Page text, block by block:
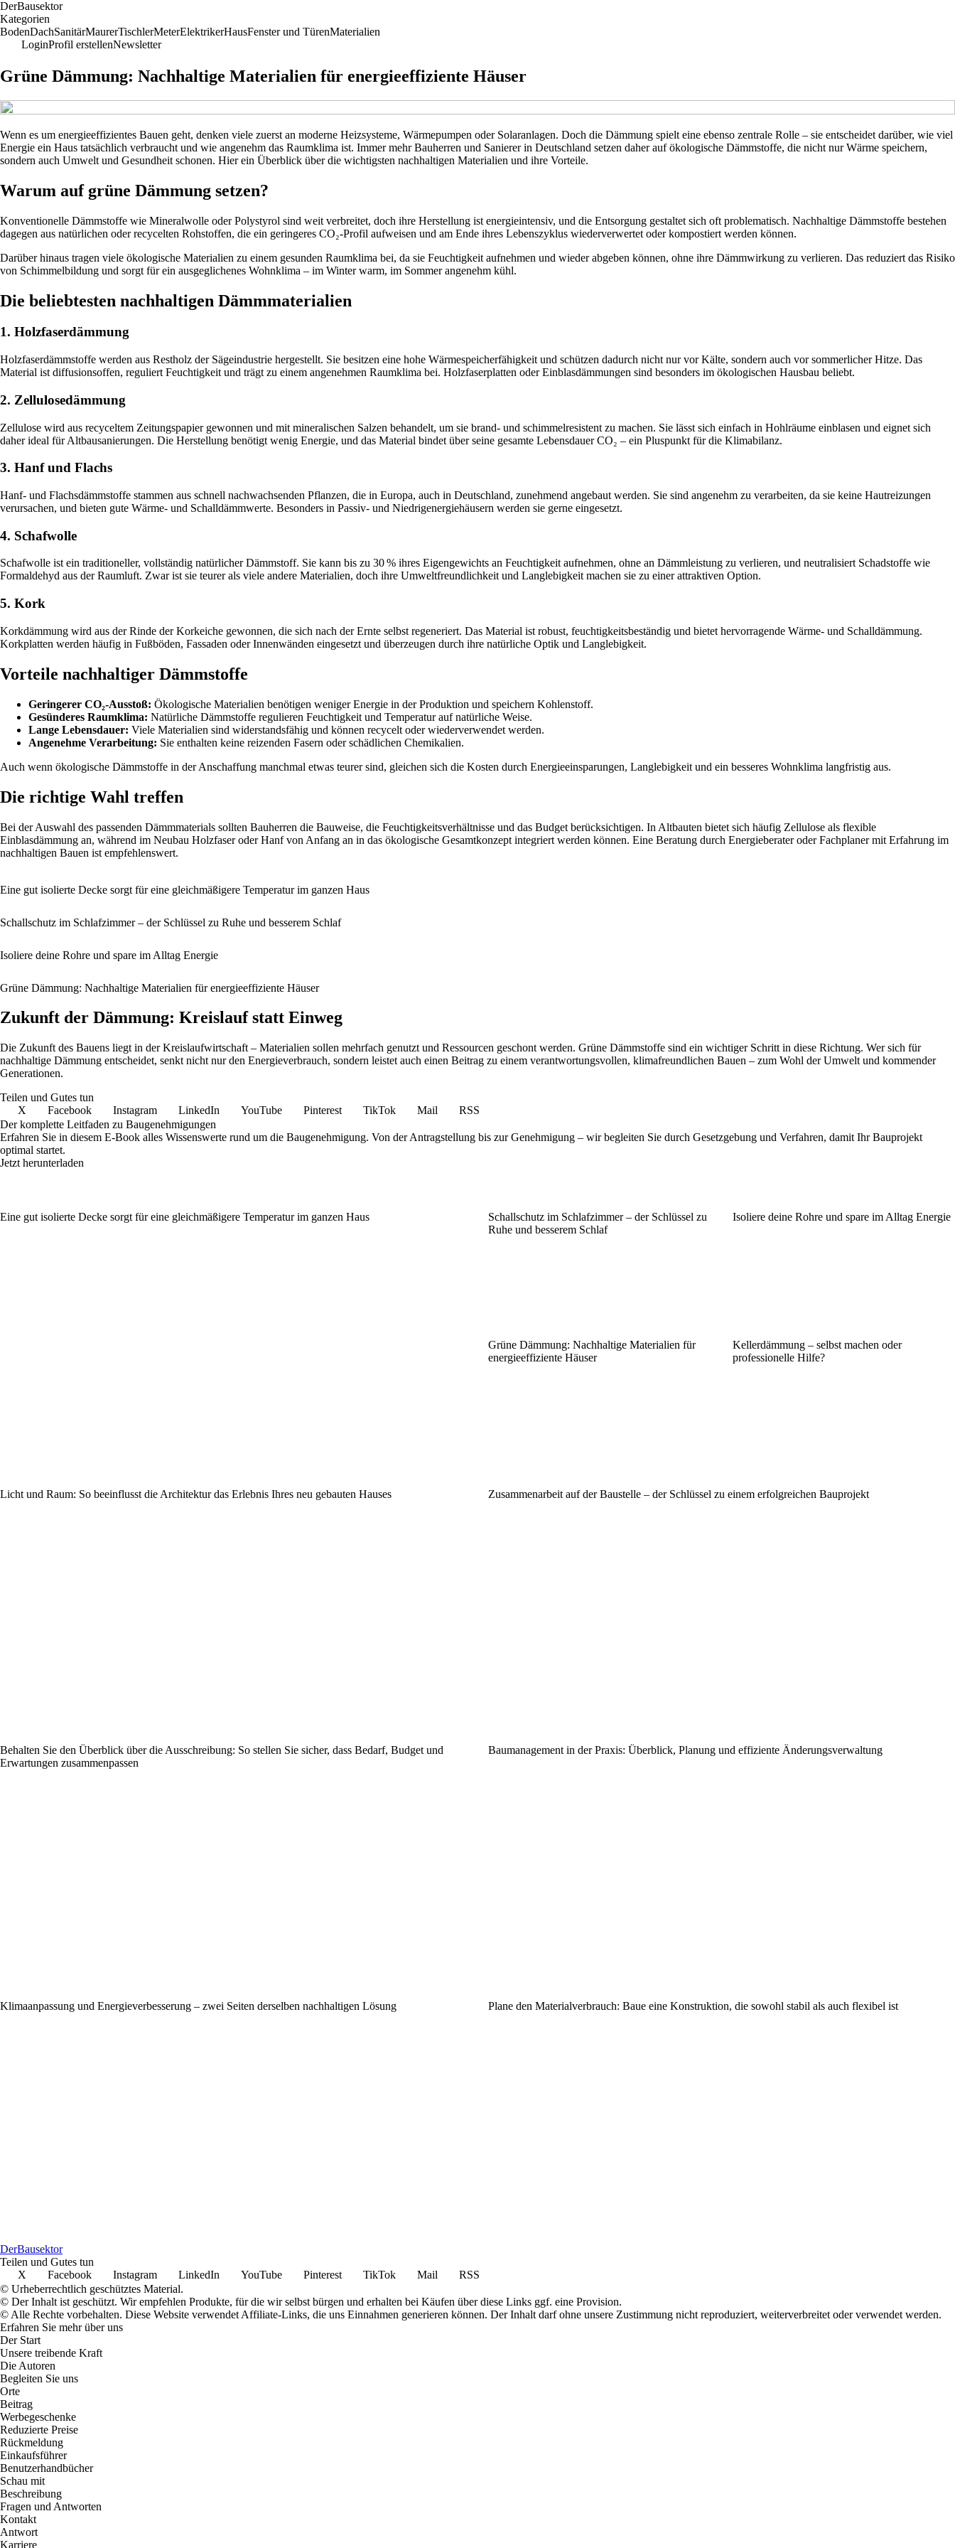
DerBausektor
Kategorien
BodenDachSanitärMaurerTischlerMeterElektrikerHausFenster und TürenMaterialien
LoginProfil erstellenNewsletter
Grüne Dämmung: Nachhaltige Materialien für energieeffiziente Häuser
Wenn es um energieeffizientes Bauen geht, denken viele zuerst an moderne Heizsysteme, Wärmepumpen oder Solaranlagen. Doch die Dämmung spielt eine ebenso zentrale Rolle – sie entscheidet darüber, wie viel
Energie ein Haus tatsächlich verbraucht und wie angenehm das Raumklima ist. Immer mehr Bauherren und Sanierer in Deutschland setzen daher auf ökologische Dämmstoffe, die nicht nur Wärme speichern,
sondern auch Umwelt und Gesundheit schonen. Hier ein Überblick über die wichtigsten nachhaltigen Materialien und ihre Vorteile.
Warum auf grüne Dämmung setzen?
Konventionelle Dämmstoffe wie Mineralwolle oder Polystyrol sind weit verbreitet, doch ihre Herstellung ist energieintensiv, und die Entsorgung gestaltet sich oft problematisch. Nachhaltige Dämmstoffe bestehen
dagegen aus natürlichen oder recycelten Rohstoffen, die ein geringeres CO₂‑Profil aufweisen und am Ende ihres Lebenszyklus wiederverwertet oder kompostiert werden können.
Darüber hinaus tragen viele ökologische Materialien zu einem gesunden Raumklima bei, da sie Feuchtigkeit aufnehmen und wieder abgeben können, ohne ihre Dämmwirkung zu verlieren. Das reduziert das Risiko
von Schimmelbildung und sorgt für ein ausgeglichenes Wohnklima – im Winter warm, im Sommer angenehm kühl.
Die beliebtesten nachhaltigen Dämmmaterialien
1. Holzfaserdämmung
Holzfaserdämmstoffe werden aus Restholz der Sägeindustrie hergestellt. Sie besitzen eine hohe Wärmespeicherfähigkeit und schützen dadurch nicht nur vor Kälte, sondern auch vor sommerlicher Hitze. Das
Material ist diffusionsoffen, reguliert Feuchtigkeit und trägt zu einem angenehmen Raumklima bei. Holzfaserplatten oder Einblasdämmungen sind besonders im ökologischen Hausbau beliebt.
2. Zellulosedämmung
Zellulose wird aus recyceltem Zeitungspapier gewonnen und mit mineralischen Salzen behandelt, um sie brand- und schimmelresistent zu machen. Sie lässt sich einfach in Hohlräume einblasen und eignet sich
daher ideal für Altbausanierungen. Die Herstellung benötigt wenig Energie, und das Material bindet über seine gesamte Lebensdauer CO₂ – ein Pluspunkt für die Klimabilanz.
3. Hanf und Flachs
Hanf- und Flachsdämmstoffe stammen aus schnell nachwachsenden Pflanzen, die in Europa, auch in Deutschland, zunehmend angebaut werden. Sie sind angenehm zu verarbeiten, da sie keine Hautreizungen
verursachen, und bieten gute Wärme- und Schalldämmwerte. Besonders in Passiv- und Niedrigenergiehäusern werden sie gerne eingesetzt.
4. Schafwolle
Schafwolle ist ein traditioneller, vollständig natürlicher Dämmstoff. Sie kann bis zu 30 % ihres Eigengewichts an Feuchtigkeit aufnehmen, ohne an Dämmleistung zu verlieren, und neutralisiert Schadstoffe wie
Formaldehyd aus der Raumluft. Zwar ist sie teurer als viele andere Materialien, doch ihre Umweltfreundlichkeit und Langlebigkeit machen sie zu einer attraktiven Option.
5. Kork
Korkdämmung wird aus der Rinde der Korkeiche gewonnen, die sich nach der Ernte selbst regeneriert. Das Material ist robust, feuchtigkeitsbeständig und bietet hervorragende Wärme- und Schalldämmung.
Korkplatten werden häufig in Fußböden, Fassaden oder Innenwänden eingesetzt und überzeugen durch ihre natürliche Optik und Langlebigkeit.
Vorteile nachhaltiger Dämmstoffe
Geringerer CO₂‑Ausstoß: Ökologische Materialien benötigen weniger Energie in der Produktion und speichern Kohlenstoff.
Gesünderes Raumklima: Natürliche Dämmstoffe regulieren Feuchtigkeit und Temperatur auf natürliche Weise.
Lange Lebensdauer: Viele Materialien sind widerstandsfähig und können recycelt oder wiederverwendet werden.
Angenehme Verarbeitung: Sie enthalten keine reizenden Fasern oder schädlichen Chemikalien.
Auch wenn ökologische Dämmstoffe in der Anschaffung manchmal etwas teurer sind, gleichen sich die Kosten durch Energieeinsparungen, Langlebigkeit und ein besseres Wohnklima langfristig aus.
Die richtige Wahl treffen
Bei der Auswahl des passenden Dämmmaterials sollten Bauherren die Bauweise, die Feuchtigkeitsverhältnisse und das Budget berücksichtigen. In Altbauten bietet sich häufig Zellulose als flexible
Einblasdämmung an, während im Neubau Holzfaser oder Hanf von Anfang an in das ökologische Gesamtkonzept integriert werden können. Eine Beratung durch Energieberater oder Fachplaner mit Erfahrung im
nachhaltigen Bauen ist empfehlenswert.
Eine gut isolierte Decke sorgt für eine gleichmäßigere Temperatur im ganzen Haus
Schallschutz im Schlafzimmer – der Schlüssel zu Ruhe und besserem Schlaf
Isoliere deine Rohre und spare im Alltag Energie
Grüne Dämmung: Nachhaltige Materialien für energieeffiziente Häuser
Zukunft der Dämmung: Kreislauf statt Einweg
Die Zukunft des Bauens liegt in der Kreislaufwirtschaft – Materialien sollen mehrfach genutzt und Ressourcen geschont werden. Grüne Dämmstoffe sind ein wichtiger Schritt in diese Richtung. Wer sich für
nachhaltige Dämmung entscheidet, senkt nicht nur den Energieverbrauch, sondern leistet auch einen Beitrag zu einem verantwortungsvollen, klimafreundlichen Bauen – zum Wohl der Umwelt und kommender
Generationen.
Teilen und Gutes tun
X
Facebook Instagram LinkedIn YouTube Pinterest TikTok Mail
RSS
Der komplette Leitfaden zu Baugenehmigungen
Erfahren Sie in diesem E-Book alles Wissenswerte rund um die Baugenehmigung. Von der Antragstellung bis zur Genehmigung – wir begleiten Sie durch Gesetzgebung und Verfahren, damit Ihr Bauprojekt
optimal startet.
Jetzt herunterladen
Eine gut isolierte Decke sorgt für eine gleichmäßigere Temperatur im ganzen Haus
Schallschutz im Schlafzimmer – der Schlüssel zu
Ruhe und besserem Schlaf
Isoliere deine Rohre und spare im Alltag Energie
Grüne Dämmung: Nachhaltige Materialien für
energieeffiziente Häuser
Kellerdämmung – selbst machen oder
professionelle Hilfe?
Licht und Raum: So beeinflusst die Architektur das Erlebnis Ihres neu gebauten Hauses Zusammenarbeit auf der Baustelle – der Schlüssel zu einem erfolgreichen Bauprojekt
Behalten Sie den Überblick über die Ausschreibung: So stellen Sie sicher, dass Bedarf, Budget und
Erwartungen zusammenpassen
Baumanagement in der Praxis: Überblick, Planung und effiziente Änderungsverwaltung
Klimaanpassung und Energieverbesserung – zwei Seiten derselben nachhaltigen Lösung Plane den Materialverbrauch: Baue eine Konstruktion, die sowohl stabil als auch flexibel ist
DerBausektor
Teilen und Gutes tun
X
Facebook Instagram LinkedIn YouTube Pinterest TikTok Mail
RSS
© Urheberrechtlich geschütztes Material.
© Der Inhalt ist geschützt. Wir empfehlen Produkte, für die wir selbst bürgen und erhalten bei Käufen über diese Links ggf. eine Provision.
© Alle Rechte vorbehalten. Diese Website verwendet Affiliate-Links, die uns Einnahmen generieren können. Der Inhalt darf ohne unsere Zustimmung nicht reproduziert, weiterverbreitet oder verwendet werden.
Erfahren Sie mehr über uns
Der Start
Unsere treibende Kraft
Die Autoren
Begleiten Sie uns
Orte
Beitrag
Werbegeschenke
Reduzierte Preise
Rückmeldung
Einkaufsführer
Benutzerhandbücher
Schau mit
Beschreibung
Fragen und Antworten
Kontakt
Antwort
Karriere